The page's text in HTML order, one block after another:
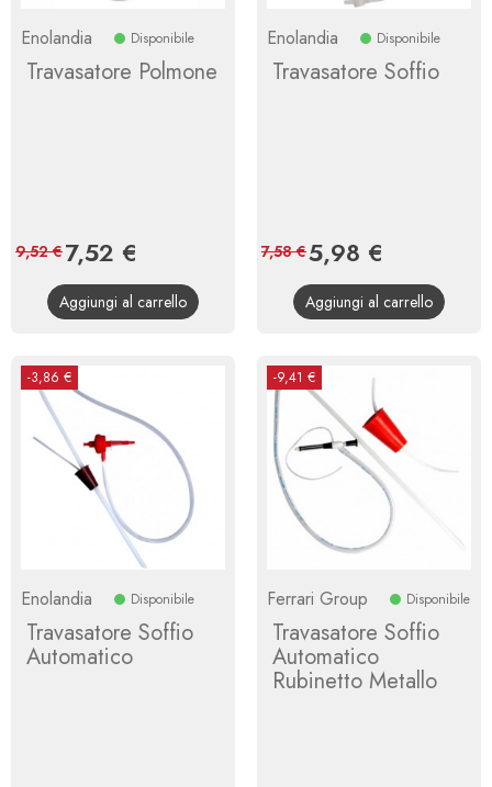
Enolandia Disponibile
Travasatore Polmone
Prezzo
7,52 €
base
9,52 €
Aggiungi al carrello
Enolandia Disponibile
Travasatore Soffio
Prezzo
5,98 €
base
7,58 €
Aggiungi al carrello
-3,86 €
Enolandia Disponibile
Travasatore Soffio
Automatico
-9,41 €
Ferrari Group Disponibile
Travasatore Soffio
Automatico
Rubinetto Metallo